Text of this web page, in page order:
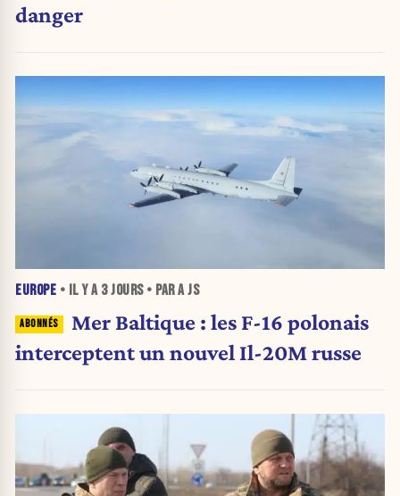
danger
EUROPE • IL Y A 3 JOURS• PAR A JS
Mer Baltique : les F-16 polonais
interceptent un nouvel Il-20M russe